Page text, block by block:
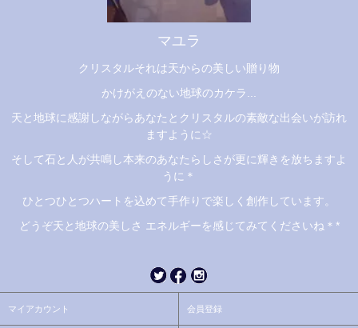
マユラ
クリスタルそれは天からの美しい贈り物
かけがえのない地球のカケラ...
天と地球に感謝しながらあなたとクリスタルの素敵な出会いが訪れ
ますように☆
そして石と人が共鳴し本来のあなたらしさが更に輝きを放ちますよ
うに＊
ひとつひとつハートを込めて手作りで楽しく創作しています。
どうぞ天と地球の美しさ エネルギーを感じてみてくださいね＊*
マイアカウント 会員登録